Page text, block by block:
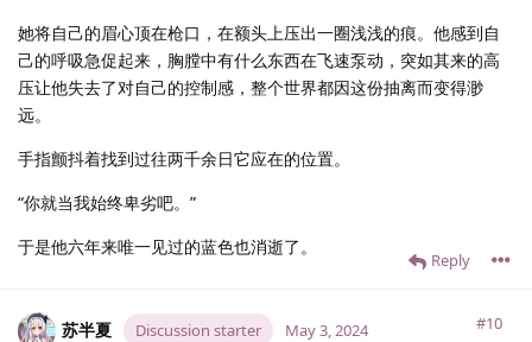
她将自己的眉心顶在枪口，在额头上压出一圈浅浅的痕。他感到自
己的呼吸急促起来，胸膛中有什么东西在飞速泵动，突如其来的高
压让他失去了对自己的控制感，整个世界都因这份抽离而变得渺
远。
手指颤抖着找到过往两千余日它应在的位置。
“你就当我始终卑劣吧。”
于是他六年来唯一见过的蓝色也消逝了。
Reply
苏半夏 Discussion starter #10
May 3, 2024